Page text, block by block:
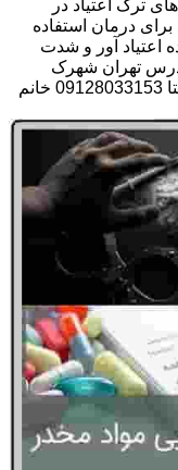
ترک اعتیاد در
درمان استفاده
اعتیاد آور و شدت
تهران شهرک
گلستان دهکده المپیک مرکز ترک اعتیاد سپنتا 09128033153 خانم